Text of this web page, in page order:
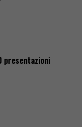
presentazioni